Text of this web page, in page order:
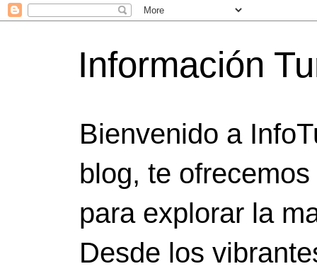
Información
Bienvenido a
blog, te
para explorar la
Desde los